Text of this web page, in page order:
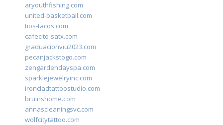
aryouthfishing.com
united-basketball.com
tios-tacos.com
cafecito-satx.com
graduacionviu2023.com
pecanjackstogo.com
zengardendayspa.com
sparklejewelryinc.com
ironcladtattoostudio.com
bruinshome.com
annascleaningsvc.com
wolfcitytattoo.com